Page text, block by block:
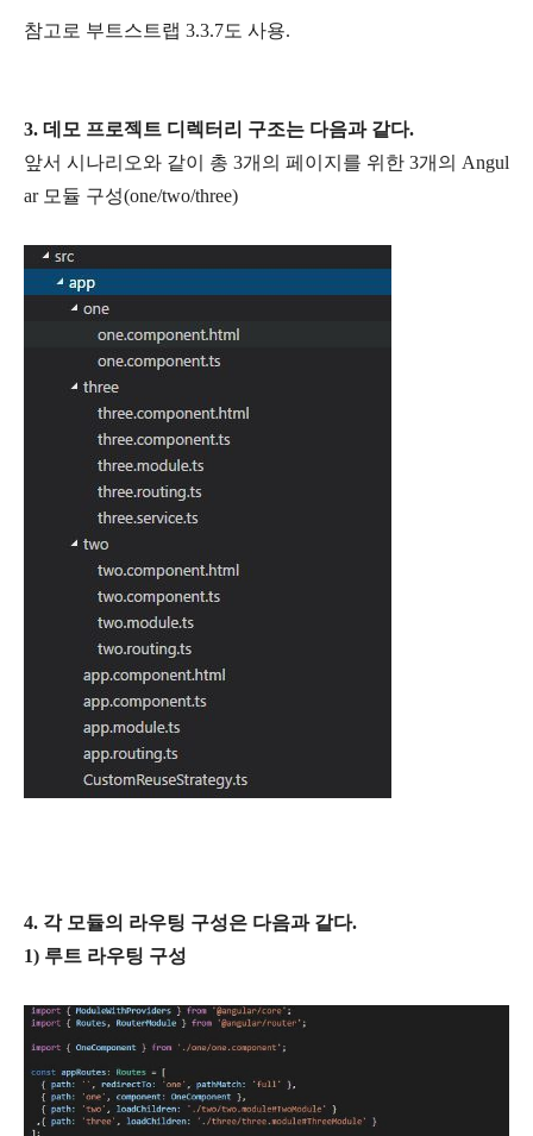
참고로 부트스트랩 3.3.7도 사용.
3. 데모 프로젝트 디렉터리 구조는 다음과 같다.
앞서 시나리오와 같이 총 3개의 페이지를 위한 3개의 Angul
ar 모듈 구성(one/two/three)
4. 각 모듈의 라우팅 구성은 다음과 같다.
1) 루트 라우팅 구성